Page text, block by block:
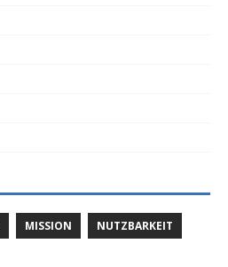
MISSION NUTZBARKEIT